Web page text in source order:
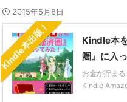
2015年5月8日
Kindle本出版！
Kindle本
圏』に入
お金が貯ま
Kindle